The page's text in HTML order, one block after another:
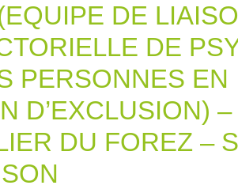
DE
DE
PERSONNES EN
D’EXCLUSION)
DU FOREZ –